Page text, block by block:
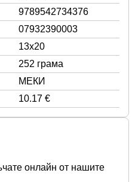
9789542734376
07932390003
13x20
252 грама
МЕКИ
10.17 €
онлайн от нашите